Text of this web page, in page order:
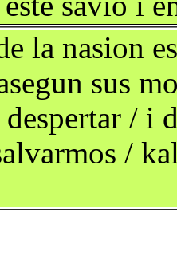
la nasion
sus
despertar / i
/